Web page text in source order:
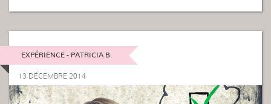
EXPÉRIENCE - PATRICIA B.
13 DÉCEMBRE 2014